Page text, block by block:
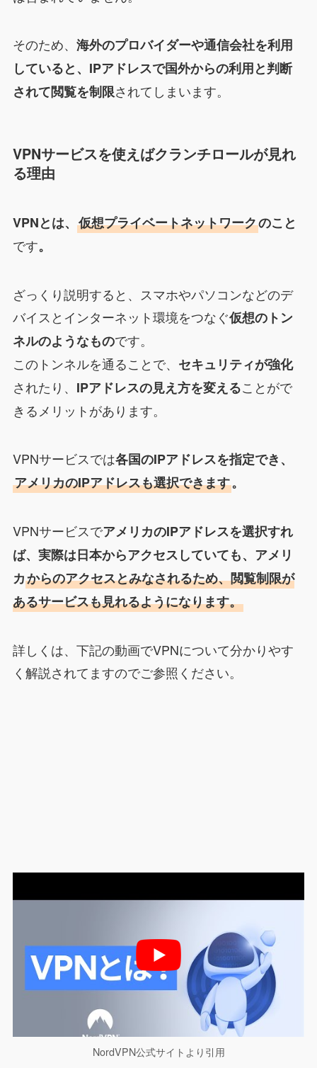
そのため、 海外のプロバイダーや通信会社を利用
していると、IPアドレスで国外からの利用と判断
されて閲覧を制限されてしまいます。
VPNサービスを使えばクランチロールが見れ
る理由
VPNとは、 仮想プライベートネットワークのこと
です。
ざっくり説明すると、スマホやパソコンなどのデ
バイスとインターネット環境をつなぐ仮想のトン
ネルのようなものです。
このトンネルを通ることで、 セキュリティが強化
されたり、 IPアドレスの見え方を変えることがで
きるメリットがあります。
VPNサービスでは各国のIPアドレスを指定でき、
アメリカのIPアドレスも選択できます。
VPNサービスでアメリカのIPアドレスを選択すれ
ば、実際は日本からアクセスしていても、アメリ
カからのアクセスとみなされるため、閲覧制限が
あるサービスも見れるようになります。
詳しくは、下記の動画でVPNについて分かりやす
く解説されてますのでご参照ください。
NordVPN公式サイトより引用